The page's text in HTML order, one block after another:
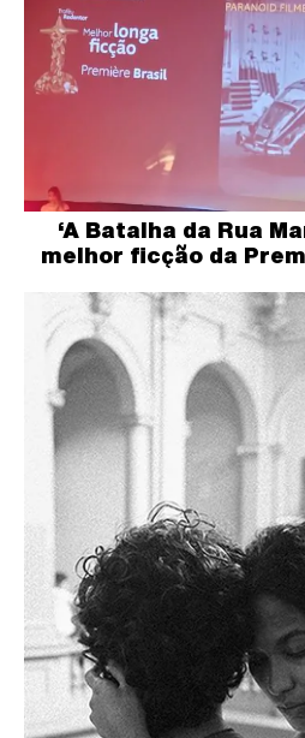
‘A Batalha da Rua
melhor ficção da